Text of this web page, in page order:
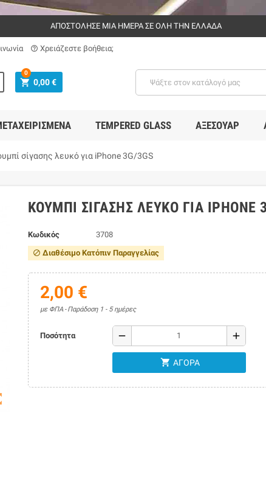
ΑΠΟΣΤΟΛΗΣΕ ΜΙΑ ΗΜΕΡΑ ΣΕ ΟΛΗ ΤΗΝ ΕΛΛΑΔΑ
help_outline Χρειάζεστε βοήθεια;
shopping_cart 0,00 €
0
TEMPERED GLASS ΑΞΕΣΟΥΆΡ
σίγασης λευκό για iPhone 3G/3GS
ΚΟΥΜΠΊ ΣΊΓΑΣΗΣ ΛΕΥΚΌ ΓΙΑ IPHONE
Κωδικός 3708
block Διαθέσιμο Κατόπιν Παραγγελίας
2,00 €
με ΦΠΑ Παράδοση 1 - 5 ημέρες
Ποσότητα remove add
shopping_cart ΑΓΟΡΆ